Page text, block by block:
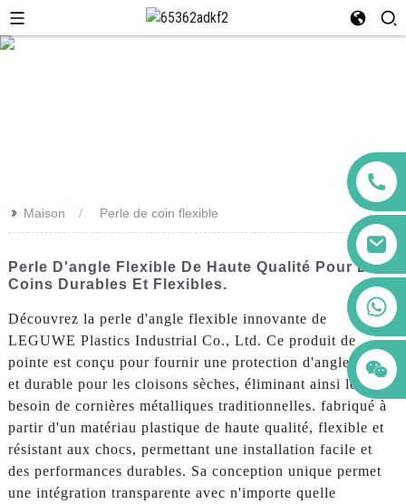
>> Maison Perle de coin flexible
Perle D'angle Flexible De Haute Qualité Pour Des
Coins Durables Et Flexibles.
Découvrez la perle d'angle flexible innovante de
LEGUWE Plastics Industrial Co., Ltd. Ce produit de
pointe est conçu pour fournir une protection d'angle solide
et durable pour les cloisons sèches, éliminant ainsi le
besoin de cornières métalliques traditionnelles. fabriqué à
partir d'un matériau plastique de haute qualité, flexible et
résistant aux chocs, permettant une installation facile et
des performances durables. Sa conception unique permet
une intégration transparente avec n'importe quelle